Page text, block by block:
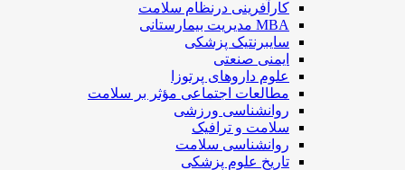
کارآفرینی درنظام سلامت
MBA مدیریت بیمارستانی
سایبرنتیک پزشکی
ایمنی صنعتی
علوم داروهای پرتوزا
مطالعات اجتماعی مؤثر بر سلامت
روانشناسی ورزشی
سلامت و ترافیک
روانشناسی سلامت
تاریخ علوم پزشکی